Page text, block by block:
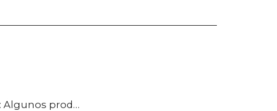
Algunos productos no califican para ser regresados, te pedimos confirmes bien tu talla, modelo o estilo.